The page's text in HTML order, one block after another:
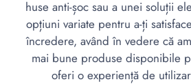
huse anti-șoc sau a unei soluții
opțiuni variate pentru a-ți
încredere, având în vedere că
mai bune produse disponibile
oferi o experiență de